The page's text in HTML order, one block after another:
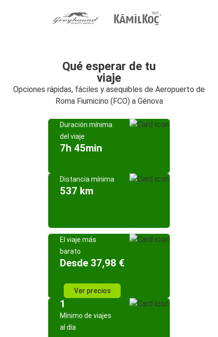
Qué esperar de tu
viaje
Opciones rápidas, fáciles y asequibles de Aeropuerto de
Roma Fiumicino (FCO) a Génova
Duración mínima
del viaje
7h 45min
Distancia mínima
537 km
El viaje más
barato
Desde 37,98 €
Ver precios
1
Mínimo de viajes
al día